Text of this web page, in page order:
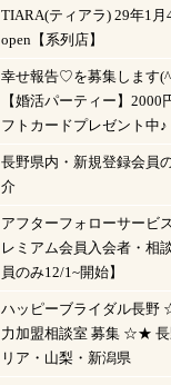
TIARA(ティアラ) 29年1月
open【系列店】
幸せ報告♡を募集します
【婚活パーティー】2000
フトカードプレゼント中♪
長野県内・新規登録会員
介
アフターフォローサービ
レミアム会員入会者・相
員のみ12/1~開始】
ハッピーブライダル長
力加盟相談室 募集 ☆★ 長
リア・山梨・新潟県